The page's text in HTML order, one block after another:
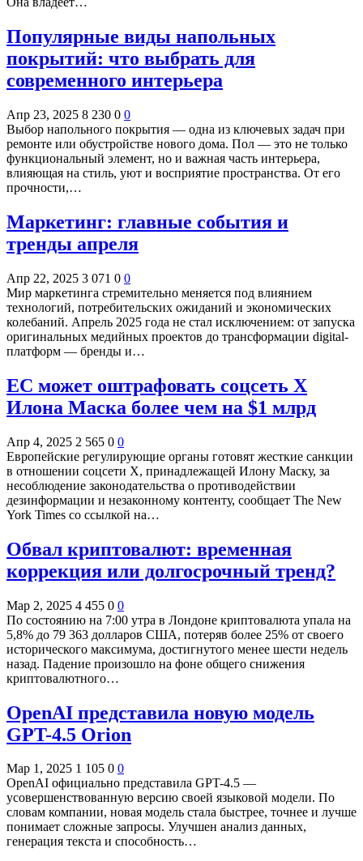
Популярные виды напольных
покрытий: что выбрать для
современного интерьера
Апр 23, 2025 8 230 0 0
Выбор напольного покрытия — одна из ключевых задач при
ремонте или обустройстве нового дома. Пол — это не только
функциональный элемент, но и важная часть интерьера,
влияющая на стиль, уют и восприятие пространства. От его
прочности,…
Маркетинг: главные события и
тренды апреля
Апр 22, 2025 3 071 0 0
Мир маркетинга стремительно меняется под влиянием
технологий, потребительских ожиданий и экономических
колебаний. Апрель 2025 года не стал исключением: от запуска
оригинальных медийных проектов до трансформации digital-
платформ — бренды и…
ЕС может оштрафовать соцсеть X
Илона Маска более чем на $1 млрд
Апр 4, 2025 2 565 0 0
Европейские регулирующие органы готовят жесткие санкции
в отношении соцсети X, принадлежащей Илону Маску, за
несоблюдение законодательства о противодействии
дезинформации и незаконному контенту, сообщает The New
York Times со ссылкой на…
Обвал криптовалют: временная
коррекция или долгосрочный тренд?
Мар 2, 2025 4 455 0 0
По состоянию на 7:00 утра в Лондоне криптовалюта упала на
5,8% до 79 363 долларов США, потеряв более 25% от своего
исторического максимума, достигнутого менее шести недель
назад. Падение произошло на фоне общего снижения
криптовалютного…
OpenAI представила новую модель
GPT-4.5 Orion
Мар 1, 2025 1 105 0 0
OpenAI официально представила GPT-4.5 —
усовершенствованную версию своей языковой модели. По
словам компании, новая модель стала быстрее, точнее и лучше
понимает сложные запросы. Улучшен анализ данных,
генерация текста и способность…